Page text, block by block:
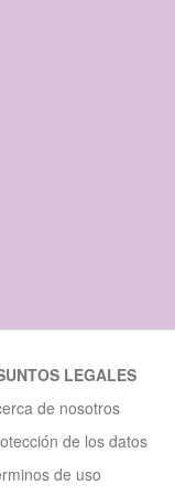
LEGALES
de nosotros
de los datos
de uso